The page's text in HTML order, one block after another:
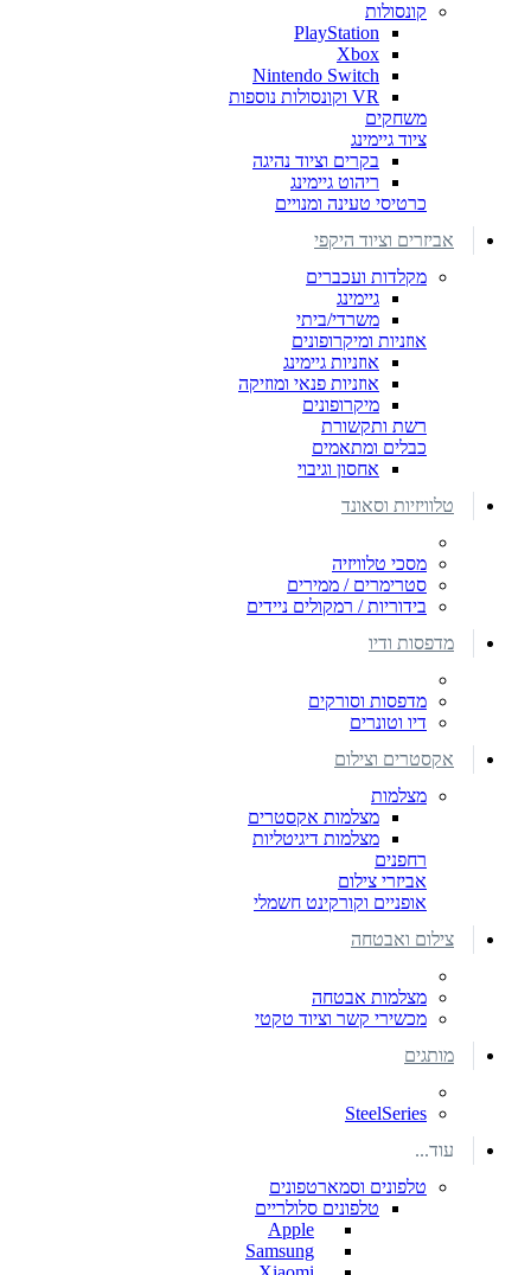
קונסולות
PlayStation
Xbox
Nintendo Switch
VR וקונסולות נוספות
משחקים
ציוד גיימינג
בקרים וציוד נהיגה
ריהוט גיימינג
כרטיסי טעינה ומנויים
אביזרים וציוד היקפי
מקלדות ועכברים
גיימינג
משרדי/ביתי
אוזניות ומיקרופונים
אוזניות גיימינג
אוזניות פנאי ומוזיקה
מיקרופונים
רשת ותקשורת
כבלים ומתאמים
אחסון וגיבוי
טלוויזיות וסאונד
מסכי טלוויזיה
סטרימרים / ממירים
בידוריות / רמקולים ניידים
מדפסות ודיו
מדפסות וסורקים
דיו וטונרים
אקסטרים וצילום
מצלמות
מצלמות אקסטרים
מצלמות דיגיטליות
רחפנים
אביזרי צילום
אופניים וקורקינט חשמלי
צילום ואבטחה
מצלמות אבטחה
מכשירי קשר וציוד טקטי
מותגים
SteelSeries
עוד...
טלפונים וסמארטפונים
טלפונים סלולריים
Apple
Samsung